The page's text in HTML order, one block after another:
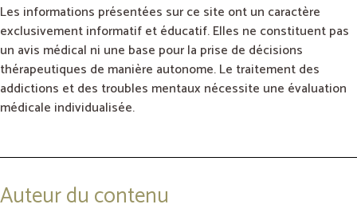
Les informations présentées sur ce site ont un caractère
exclusivement informatif et éducatif. Elles ne constituent pas
un avis médical ni une base pour la prise de décisions
thérapeutiques de manière autonome. Le traitement des
addictions et des troubles mentaux nécessite une évaluation
médicale individualisée.
Auteur du contenu